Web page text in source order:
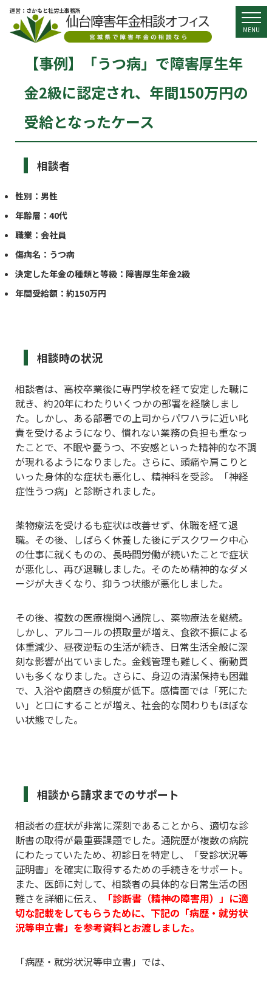
MENU
運営：さかもと社労士事務所
【事例】「うつ病」で障害厚生年
金2級に認定され、年間150万円の
受給となったケース
相談者
性別：男性
年齢層：40代
職業：会社員
傷病名：うつ病
決定した年金の種類と等級：障害厚生年金2級
年間受給額：約150万円
相談時の状況
相談者は、高校卒業後に専門学校を経て安定した職に
就き、約20年にわたりいくつかの部署を経験しまし
た。しかし、ある部署での上司からパワハラに近い叱
責を受けるようになり、慣れない業務の負担も重なっ
たことで、不眠や憂うつ、不安感といった精神的な不調
が現れるようになりました。さらに、頭痛や肩こりと
いった身体的な症状も悪化し、精神科を受診。「神経
症性うつ病」と診断されました。
薬物療法を受けるも症状は改善せず、休職を経て退
職。その後、しばらく休養した後にデスクワーク中心
の仕事に就くものの、長時間労働が続いたことで症状
が悪化し、再び退職しました。そのため精神的なダメ
ージが大きくなり、抑うつ状態が悪化しました。
その後、複数の医療機関へ通院し、薬物療法を継続。
しかし、アルコールの摂取量が増え、食欲不振による
体重減少、昼夜逆転の生活が続き、日常生活全般に深
刻な影響が出ていました。金銭管理も難しく、衝動買
いも多くなりました。さらに、身辺の清潔保持も困難
で、入浴や歯磨きの頻度が低下。感情面では「死にた
い」と口にすることが増え、社会的な関わりもほぼな
い状態でした。
相談から請求までのサポート
相談者の症状が非常に深刻であることから、適切な診
断書の取得が最重要課題でした。通院歴が複数の病院
にわたっていたため、初診日を特定し、「受診状況等
証明書」を確実に取得するための手続きをサポート。
また、医師に対して、相談者の具体的な日常生活の困
難さを詳細に伝え、
「診断書（精神の障害用）」に適
切な記載をしてもらうために、下記の「病歴・就労状
況等申立書」を参考資料とお渡しました。
「病歴・就労状況等申立書」では、